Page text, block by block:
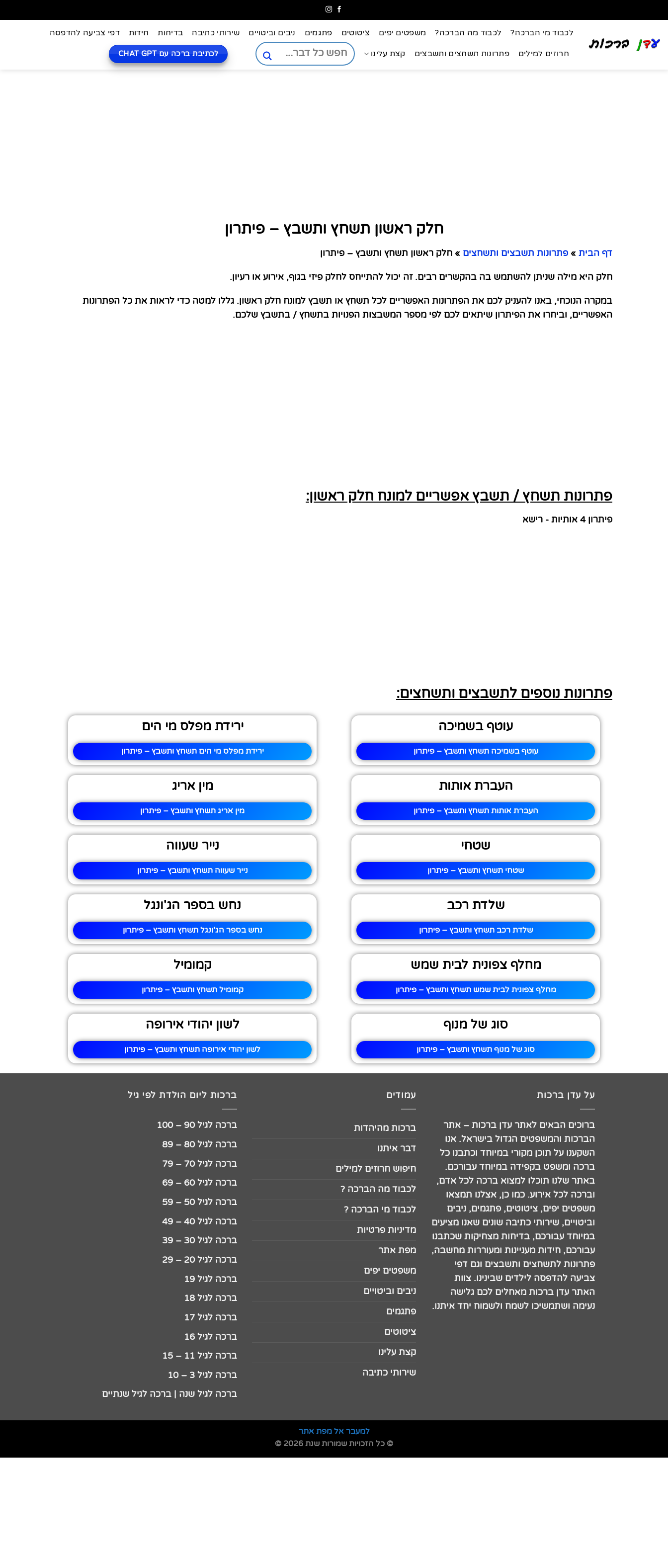
לכבוד מי הברכה? לכבוד מה הברכה? משפטים יפים ציטוטים פתגמים ניבים וביטויים שירותי כתיבה בדיחות חידות דפי צביעה להדפסה
חרוזים למילים פתרונות תשחצים ותשבצים קצת עלינו לכתיבת ברכה עם CHAT GPT
חלק ראשון תשחץ ותשבץ – פיתרון
דף הבית » פתרונות תשבצים ותשחצים » חלק ראשון תשחץ ותשבץ – פיתרון
חלק היא מילה שניתן להשתמש בה בהקשרים רבים. זה יכול להתייחס לחלק פיזי בגוף, אירוע או רעיון.
במקרה הנוכחי, באנו להעניק לכם את הפתרונות האפשריים לכל תשחץ או תשבץ למונח חלק ראשון. גללו למטה כדי לראות את כל הפתרונות
האפשריים, וביחרו את הפיתרון שיתאים לכם לפי מספר המשבצות הפנויות בתשחץ / בתשבץ שלכם.
פתרונות תשחץ / תשבץ אפשריים למונח חלק ראשון:
פיתרון 4 אותיות - רישא
פתרונות נוספים לתשבצים ותשחצים:
עוטף בשמיכה
עוטף בשמיכה תשחץ ותשבץ – פיתרון
ירידת מפלס מי הים
ירידת מפלס מי הים תשחץ ותשבץ – פיתרון
העברת אותות
העברת אותות תשחץ ותשבץ – פיתרון
מין אריג
מין אריג תשחץ ותשבץ – פיתרון
שטחי
שטחי תשחץ ותשבץ – פיתרון
נייר שעווה
נייר שעווה תשחץ ותשבץ – פיתרון
שלדת רכב
שלדת רכב תשחץ ותשבץ – פיתרון
נחש בספר הג'ונגל
נחש בספר הג'ונגל תשחץ ותשבץ – פיתרון
מחלף צפונית לבית שמש
מחלף צפונית לבית שמש תשחץ ותשבץ – פיתרון
קמומיל
קמומיל תשחץ ותשבץ – פיתרון
סוג של מנוף
סוג של מנוף תשחץ ותשבץ – פיתרון
לשון יהודי אירופה
לשון יהודי אירופה תשחץ ותשבץ – פיתרון
על עדן ברכות
ברוכים הבאים לאתר עדן ברכות – אתר
הברכות והמשפטים הגדול בישראל. אנו
השקענו על תוכן מקורי במיוחד וכתבנו כל
ברכה ומשפט בקפידה במיוחד עבורכם.
באתר שלנו תוכלו למצוא ברכה לכל אדם,
וברכה לכל אירוע. כמו כן, אצלנו תמצאו
משפטים יפים, ציטוטים, פתגמים, ניבים
וביטויים, שירותי כתיבה שונים שאנו מציעים
במיוחד עבורכם, בדיחות מצחיקות שכתבנו
עבורכם, חידות מעניינות ומעוררות מחשבה,
פתרונות לתשחצים ותשבצים וגם דפי
צביעה להדפסה לילדים שבינינו. צוות
האתר עדן ברכות מאחלים לכם גלישה
נעימה ושתמשיכו לשמח ולשמוח יחד איתנו.
עמודים
ברכות מהיהדות
דבר איתנו
חיפוש חרוזים למילים
לכבוד מה הברכה ?
לכבוד מי הברכה ?
מדיניות פרטיות
מפת אתר
משפטים יפים
ניבים וביטויים
פתגמים
ציטוטים
קצת עלינו
שירותי כתיבה
ברכות ליום הולדת לפי גיל
ברכה לגיל 90 – 100
ברכה לגיל 80 – 89
ברכה לגיל 70 – 79
ברכה לגיל 60 – 69
ברכה לגיל 50 – 59
ברכה לגיל 40 – 49
ברכה לגיל 30 – 39
ברכה לגיל 20 – 29
ברכה לגיל 19
ברכה לגיל 18
ברכה לגיל 17
ברכה לגיל 16
ברכה לגיל 11 – 15
ברכה לגיל 3 – 10
ברכה לגיל שנה | ברכה לגיל שנתיים
למעבר אל מפת אתר
© כל הזכויות שמורות שנת 2026 ©